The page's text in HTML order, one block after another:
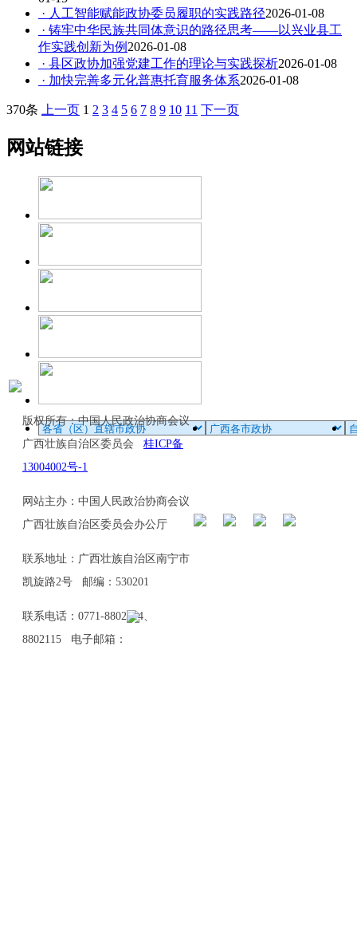
· 人工智能赋能政协委员履职的实践路径2026-01-08
· 铸牢中华民族共同体意识的路径思考——以兴业县工
作实践创新为例 2026-01-08
· 县区政协加强党建工作的理论与实践探析2026-01-08
· 加快完善多元化普惠托育服务体系2026-01-08
370条 上一页 1 2 3 4 5 6 7 8 9 10 11 下一页
网站链接
版权所有：中国人民政治协商会议
广西壮族自治区委员会 桂ICP备
13004002号-1
网站主办：中国人民政治协商会议
广西壮族自治区委员会办公厅
联系地址：广西壮族自治区南宁市
凯旋路2号 邮编：530201
联系电话：0771-8802114、
8802115 电子邮箱：